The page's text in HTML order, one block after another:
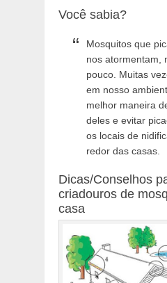
Você sabia?
Mosquitos que
nos atormentam,
pouco. Muitas
em nosso
melhor maneira
deles e evitar
os locais de
redor das casas.
Dicas/Conselhos
criadouros de
casa